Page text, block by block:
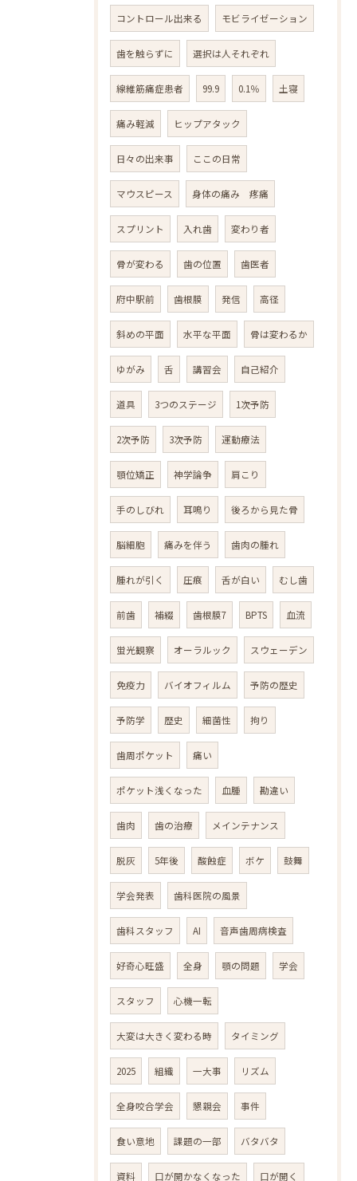
コントロール出来る モビライゼーション
歯を触らずに 選択は人それぞれ
線維筋痛症患者 99.9 0.1％ 土寝
痛み軽減 ヒップアタック
日々の出来事 ここの日常
マウスピース 身体の痛み 疼痛
スプリント 入れ歯 変わり者
骨が変わる 歯の位置 歯医者
府中駅前 歯根膜 発信 高径
斜めの平面 水平な平面 骨は変わるか
ゆがみ 舌 講習会 自己紹介
道具 3つのステージ 1次予防
2次予防 3次予防 運動療法
顎位矯正 神学論争 肩こり
手のしびれ 耳鳴り 後ろから見た骨
脳細胞 痛みを伴う 歯肉の腫れ
腫れが引く 圧痕 舌が白い むし歯
前歯 補綴 歯根膜7 BPTS 血流
蛍光観察 オーラルック スウェーデン
免疫力 バイオフィルム 予防の歴史
予防学 歴史 細菌性 拘り
歯周ポケット 痛い
ポケット浅くなった 血腫 勘違い
歯肉 歯の治療 メインテナンス
脱灰 5年後 酸蝕症 ボケ 鼓舞
学会発表 歯科医院の風景
歯科スタッフ AI 音声歯周病検査
好奇心旺盛 全身 顎の問題 学会
スタッフ 心機一転
大変は大きく変わる時 タイミング
2025 組織 一大事 リズム
全身咬合学会 懇親会 事件
食い意地 課題の一部 バタバタ
資料 口が開かなくなった 口が開く